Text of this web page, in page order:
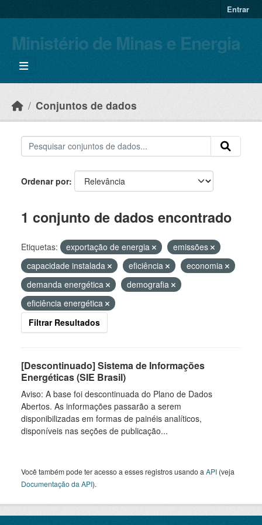
Entrar
Ministério de Minas e Energia
Conjuntos de dados
Ordenar por
1 conjunto de dados encontrado
Etiquetas: exportação de energia
emissões
capacidade instalada
eficiência
economia
demanda energética
demografia
eficiência energética
Filtrar Resultados
[Descontinuado] Sistema de Informações
Energéticas (SIE Brasil)
Aviso: A base foi descontinuada do Plano de Dados
Abertos. As informações passarão a serem
disponibilizadas em formas de painéis analíticos,
disponíveis nas seções de publicação...
Você também pode ter acesso a esses registros usando a API (veja
Documentação da API).